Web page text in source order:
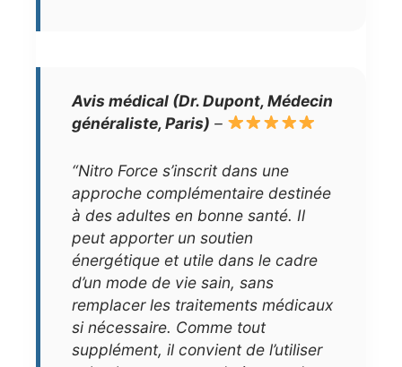
Avis médical (Dr. Dupont, Médecin
généraliste, Paris) –
“Nitro Force s’inscrit dans une
approche complémentaire destinée
à des adultes en bonne santé. Il
peut apporter un soutien
énergétique et utile dans le cadre
d’un mode de vie sain, sans
remplacer les traitements médicaux
si nécessaire. Comme tout
supplément, il convient de l’utiliser